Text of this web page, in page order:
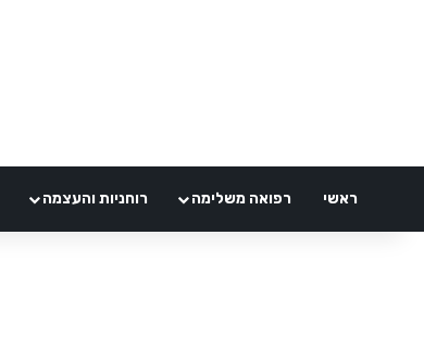
ראשי רפואה משלימה רוחניות והעצמה